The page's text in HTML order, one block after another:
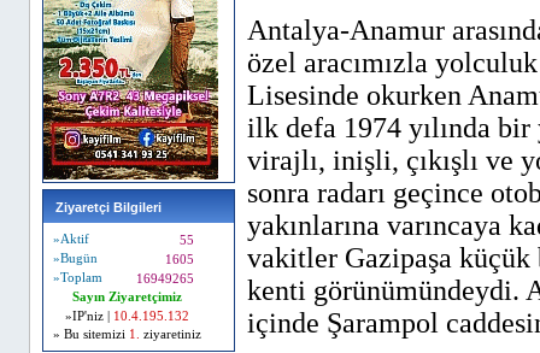
Ziyaretçi Bilgileri
»Aktif
55
»Bugün
1605
»Toplam
16949265
Sayın Ziyaretçimiz
»IP'niz |
10.4.195.132
» Bu sitemizi 1. ziyaretiniz
Antalya-Anamur
özel aracımızla
Lisesinde okurken
ilk defa 1974 yılında
virajlı, inişli, çıkışlı ve
sonra radarı geçince
yakınlarına varıncaya
vakitler Gazipaşa küçük
kenti görünümündeydi.
içinde Şarampol